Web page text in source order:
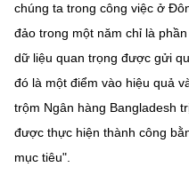
Cơ quan chủ quản: Bộ Khoa
Chịu trách nhiệm nội dung:
Giám đốc Trung tâm Truyền
Liên hệ
Địa chỉ: Ban Biên tập Cổng
Email:stc@mst.gov.vn
©2026 Bản quyền thuộc Bộ
chúng ta trong công việc ở
đảo trong một năm chỉ là
dữ liệu quan trọng được gửi
đó là một điểm vào hiệu quả
trộm Ngân hàng Bangladesh
được thực hiện thành công
mục tiêu".